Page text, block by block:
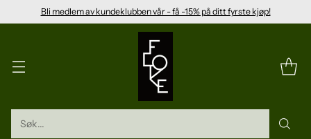
Bli medlem av kundeklubben vår - få -15% på ditt fyrste kjøp!
Søk...